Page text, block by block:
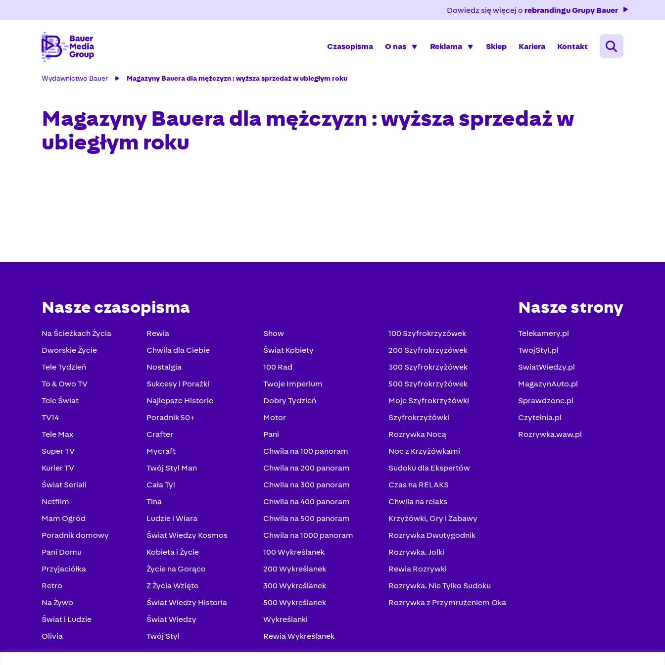
Dowiedz się więcej o rebrandingu Grupy Bauer
Czasopisma O nas Reklama Sklep Kariera Kontakt
Wydawnictwo Bauer Magazyny Bauera dla mężczyzn : wyższa sprzedaż w ubiegłym roku
Magazyny Bauera dla mężczyzn : wyższa sprzedaż w
ubiegłym roku
Nasze czasopisma
Na Ścieżkach Życia
Dworskie Życie
Tele Tydzień
To & Owo TV
Tele Świat
TV14
Tele Max
Super TV
Kurier TV
Świat Seriali
Netfilm
Mam Ogród
Poradnik domowy
Pani Domu
Przyjaciółka
Retro
Na Żywo
Świat i Ludzie
Olivia
Rewia
Chwila dla Ciebie
Nostalgia
Sukcesy i Porażki
Najlepsze Historie
Poradnik 50+
Crafter
Mycraft
Twój Styl Man
Cała Ty!
Tina
Ludzie i Wiara
Świat Wiedzy Kosmos
Kobieta i Życie
Życie na Gorąco
Z Życia Wzięte
Świat Wiedzy Historia
Świat Wiedzy
Twój Styl
Show
Świat Kobiety
100 Rad
Twoje Imperium
Dobry Tydzień
Motor
Pani
Chwila na 100 panoram
Chwila na 200 panoram
Chwila na 300 panoram
Chwila na 400 panoram
Chwila na 500 panoram
Chwila na 1000 panoram
100 Wykreślanek
200 Wykreślanek
300 Wykreślanek
500 Wykreślanek
Wykreślanki
Rewia Wykreślanek
100 Szyfrokrzyzówek
200 Szyfrokrzyzówek
300 Szyfrokrzyżówek
500 Szyfrokrzyżówek
Moje Szyfrokrzyżówki
Szyfrokrzyżówki
Rozrywka Nocą
Noc z Krzyżówkami
Sudoku dla Ekspertów
Czas na RELAKS
Chwila na relaks
Krzyżówki, Gry i Zabawy
Rozrywka Dwutygodnik
Rozrywka. Jolki
Rewia Rozrywki
Rozrywka. Nie Tylko Sudoku
Rozrywka z Przymrużeniem Oka
Nasze strony
Telekamery.pl
TwojStyl.pl
SwiatWiedzy.pl
MagazynAuto.pl
Sprawdzone.pl
Czytelnia.pl
Rozrywka.waw.pl